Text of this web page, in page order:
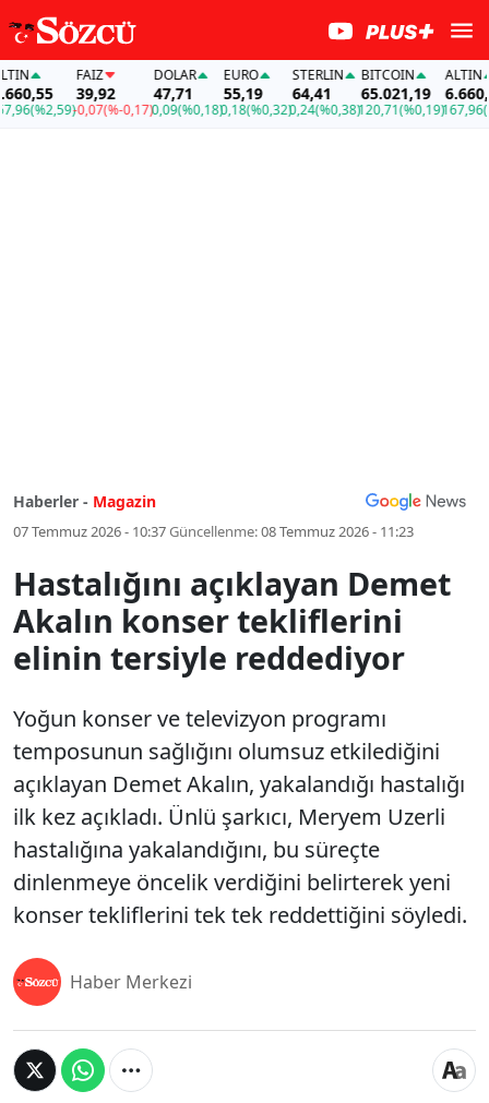
(%2,59)
FAİZ
39,92
-0,07(%-0,17)
DOLAR
47,71
0,09(%0,18)
EURO
55,19
0,18(%0,32)
STERLIN
64,41
0,24(%0,38)
BITCOIN
65.021,19
120,71(%0,19)
ALTIN
6.660,55
167,96
Haberler - Magazin
07 Temmuz 2026 - 10:37Güncellenme:08 Temmuz 2026 - 11:23
Hastalığını açıklayan Demet
Akalın konser tekliflerini
elinin tersiyle reddediyor
Yoğun konser ve televizyon programı
temposunun sağlığını olumsuz etkilediğini
açıklayan Demet Akalın, yakalandığı hastalığı
ilk kez açıkladı. Ünlü şarkıcı, Meryem Uzerli
hastalığına yakalandığını, bu süreçte
dinlenmeye öncelik verdiğini belirterek yeni
konser tekliflerini tek tek reddettiğini söyledi.
Haber Merkezi